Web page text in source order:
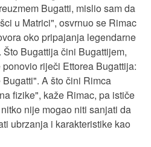
Bugatti, mislio sam da
u Matrici", osvrnuo se Rimac
oko pripajanja legendarne
Bugattija čini Bugattijem,
riječi Ettorea Bugattija:
A što čini Rimca
fizike", kaže Rimac, pa ističe
nije mogao niti sanjati da
ubrzanja i karakteristike kao